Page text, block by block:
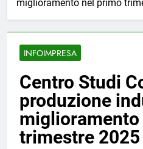
miglioramento nel primo
INFOIMPRESA
Centro Studi
produzione
trimestre 2025